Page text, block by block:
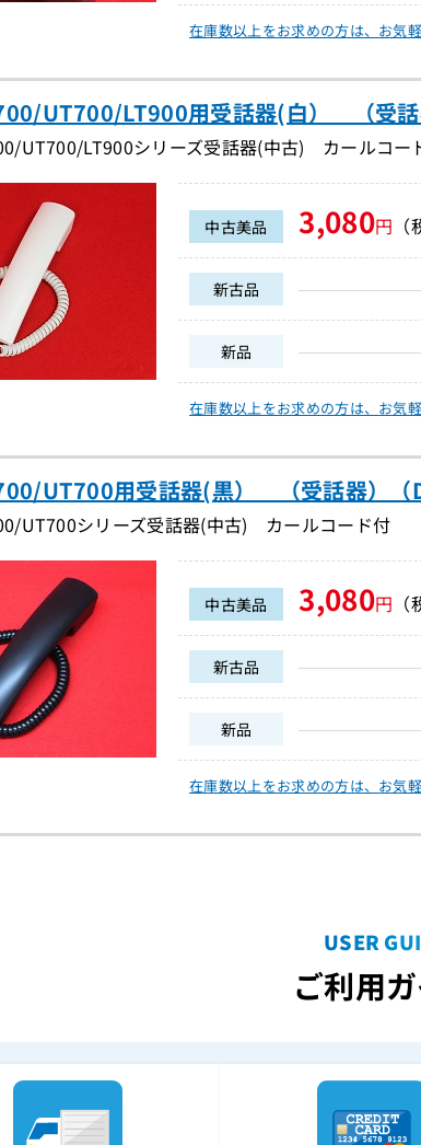
在庫数以上をお求めの方は、 お気
UT700/LT900用受話器(白） （受話
UT700/LT900シリーズ受話器(中古) カールコー
中古美品 3,080円 （
新古品
新品
在庫数以上をお求めの方は、 お気
UT700用受話器(黒） （受話器）（
UT700シリーズ受話器(中古) カールコード付
中古美品 3,080円 （
新古品
新品
在庫数以上をお求めの方は、 お気
USER
ご利用